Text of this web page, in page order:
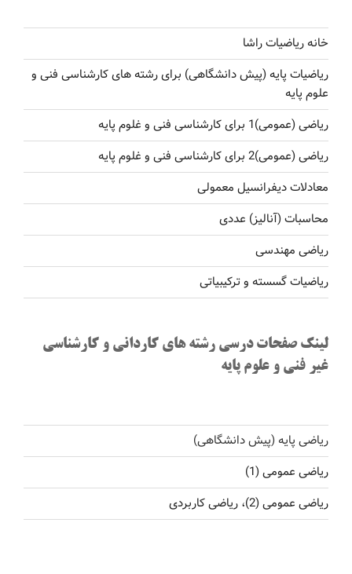
خانه ریاضیات راشا
ریاضیات پایه (پیش دانشگاهی) برای رشته های کارشناسی فنی و
علوم پایه
ریاضی (عمومی)1 برای کارشناسی فنی و غلوم پایه
ریاضی (عمومی)2 برای کارشناسی فنی و غلوم پایه
معادلات دیفرانسیل معمولی
محاسبات (آنالیز) عددی
ریاضی مهندسی
ریاضیات گسسته و ترکیبیاتی
لینک صفحات درسی رشته های کاردانی و کارشناسی
غیر فنی و علوم پایه
ریاضی پایه (پیش دانشگاهی)
ریاضی عمومی (1)
ریاضی عمومی (2)، ریاضی کاربردی